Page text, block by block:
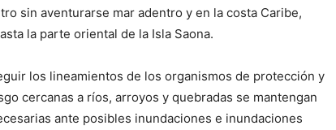
sin aventurarse mar adentro y en la costa Caribe,
la parte oriental de la Isla Saona.
los lineamientos de los organismos de protección y
cercanas a ríos, arroyos y quebradas se mantengan
ante posibles inundaciones e inundaciones